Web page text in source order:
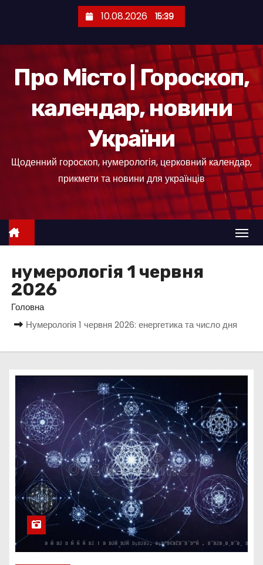
е
10.08.2026 15:39
Про Місто | Гороскоп,
календар, новини
України
Щоденний гороскоп, нумерологія, церковний календар,
прикмети та новини для українців
нумерологія 1 червня
2026
Головна
Нумерологія 1 червня 2026: енергетика та число дня